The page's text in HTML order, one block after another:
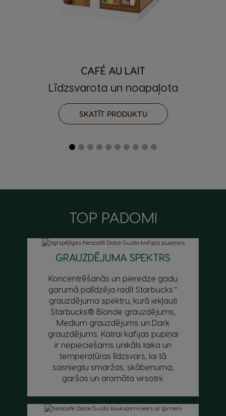
CAFÉ AU LAIT
Līdzsvarota un noapaļota
SKATĪT PRODUKTU
TOP PADOMI
GRAUZDĒJUMA SPEKTRS
Koncentrēšanās un pieredze gadu
garumā palīdzēja radīt Starbucks™
grauzdējuma spektru, kurā iekļauti
Starbucks® Blonde grauzdējums,
Medium grauzdējums un Dark
grauzdējums. Katrai kafijas pupiņai
ir nepieciešams unikāls laika un
temperatūras līdzsvars, lai tā
sasniegtu smaržas, skābenuma,
garšas un aromāta virsotni.